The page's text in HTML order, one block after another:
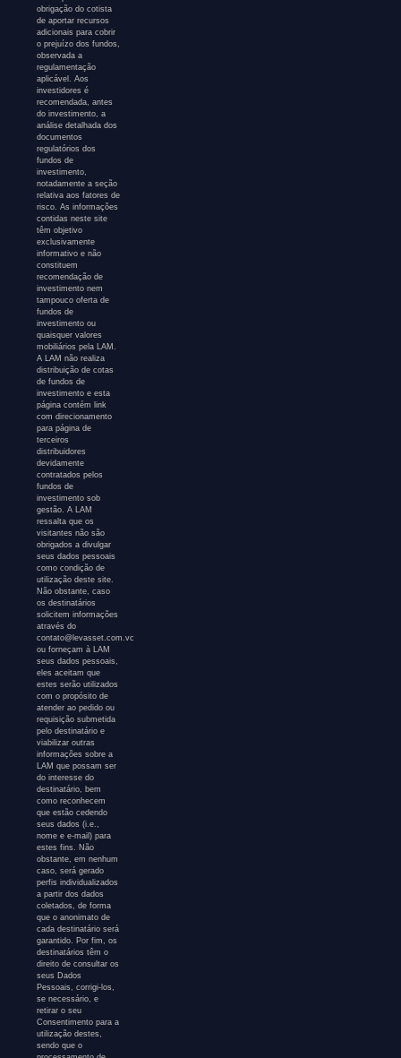
obrigação do cotista
de aportar recursos
adicionais para cobrir
o prejuízo dos fundos,
observada a
regulamentação
aplicável. Aos
investidores é
recomendada, antes
do investimento, a
análise detalhada dos
documentos
regulatórios dos
fundos de
investimento,
notadamente a seção
relativa aos fatores de
risco. As informações
contidas neste site
têm objetivo
exclusivamente
informativo e não
constituem
recomendação de
investimento nem
tampouco oferta de
fundos de
investimento ou
quaisquer valores
mobiliários pela LAM.
A LAM não realiza
distribuição de cotas
de fundos de
investimento e esta
página contém link
com direcionamento
para página de
terceiros
distribuidores
devidamente
contratados pelos
fundos de
investimento sob
gestão. A LAM
ressalta que os
visitantes não são
obrigados a divulgar
seus dados pessoais
como condição de
utilização deste site.
Não obstante, caso
os destinatários
solicitem informações
através do
contato@levasset.com.vc
ou forneçam à LAM
seus dados pessoais,
eles aceitam que
estes serão utilizados
com o propósito de
atender ao pedido ou
requisição submetida
pelo destinatário e
viabilizar outras
informações sobre a
LAM que possam ser
do interesse do
destinatário, bem
como reconhecem
que estão cedendo
seus dados (i.e.,
nome e e-mail) para
estes fins. Não
obstante, em nenhum
caso, será gerado
perfis individualizados
a partir dos dados
coletados, de forma
que o anonimato de
cada destinatário será
garantido. Por fim, os
destinatários têm o
direito de consultar os
seus Dados
Pessoais, corrigi-los,
se necessário, e
retirar o seu
Consentimento para a
utilização destes,
sendo que o